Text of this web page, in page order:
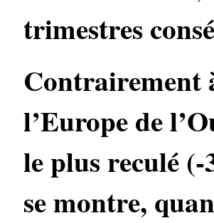
trimestres
Contrairement
l’Europe de
le plus reculé
se montre,